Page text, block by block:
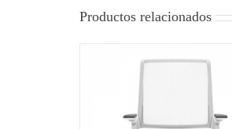
Productos relacionados